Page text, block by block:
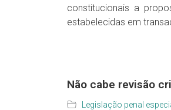
constitucionais a
estabelecidas em
Não cabe revisão
Legislação penal